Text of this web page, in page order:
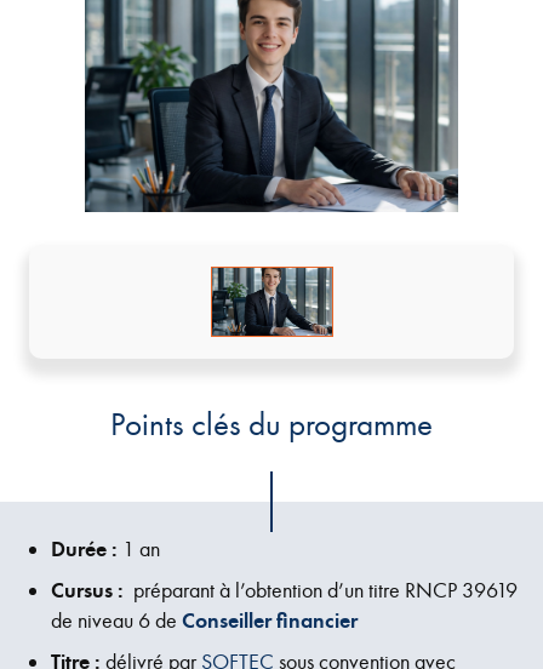
Points clés du programme
Durée : 1 an
Cursus : préparant à l’obtention d’un titre RNCP 39619
de niveau 6 de Conseiller financier
Titre : délivré parSOFTEC sous convention avec